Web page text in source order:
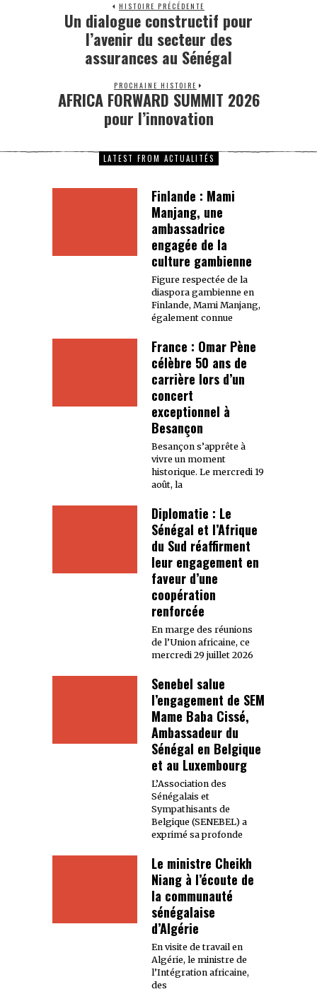
HISTOIRE PRÉCÉDENTE
Un dialogue constructif pour
l’avenir du secteur des
assurances au Sénégal
PROCHAINE HISTOIRE
AFRICA FORWARD SUMMIT 2026
pour l’innovation
LATEST FROM ACTUALITÉS
Finlande : Mami
Manjang, une
ambassadrice
engagée de la
culture gambienne
Figure respectée de la
diaspora gambienne en
Finlande, Mami Manjang,
également connue
France : Omar Pène
célèbre 50 ans de
carrière lors d’un
concert
exceptionnel à
Besançon
Besançon s’apprête à
vivre un moment
historique. Le mercredi 19
août, la
Diplomatie : Le
Sénégal et l’Afrique
du Sud réaffirment
leur engagement en
faveur d’une
coopération
renforcée
En marge des réunions
de l’Union africaine, ce
mercredi 29 juillet 2026
Senebel salue
l’engagement de SEM
Mame Baba Cissé,
Ambassadeur du
Sénégal en Belgique
et au Luxembourg
L’Association des
Sénégalais et
Sympathisants de
Belgique (SENEBEL) a
exprimé sa profonde
Le ministre Cheikh
Niang à l’écoute de
la communauté
sénégalaise
d’Algérie
En visite de travail en
Algérie, le ministre de
l’Intégration africaine,
des